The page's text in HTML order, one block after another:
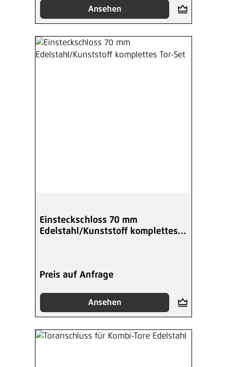
Ansehen
Einsteckschloss 70 mm
Edelstahl/Kunststoff komplettes
Preis auf Anfrage
Ansehen